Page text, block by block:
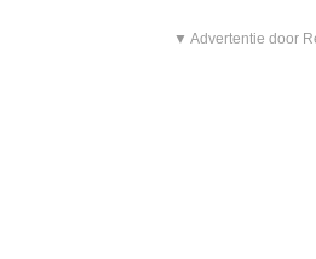
▼ Advertentie door